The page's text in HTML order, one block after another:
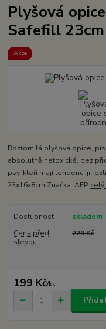
Plyšová
Safefill 23cm
Akce
Roztomilá plyšová opice,
absolutně netoxické, bez
psy, kteří mají tendenci ji
23x16x8cm Značka: AFP
Dostupnost
skladem
Cena před
slevou
229 Kč
199 Kč/ks